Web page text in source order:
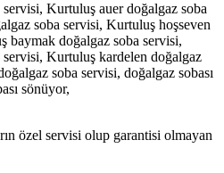
Kurtuluş auer doğalgaz soba
soba servisi, Kurtuluş hoşseven
baymak doğalgaz soba servisi,
Kurtuluş kardelen doğalgaz
soba servisi, doğalgaz sobası
sönüyor,
özel servisi olup garantisi olmayan